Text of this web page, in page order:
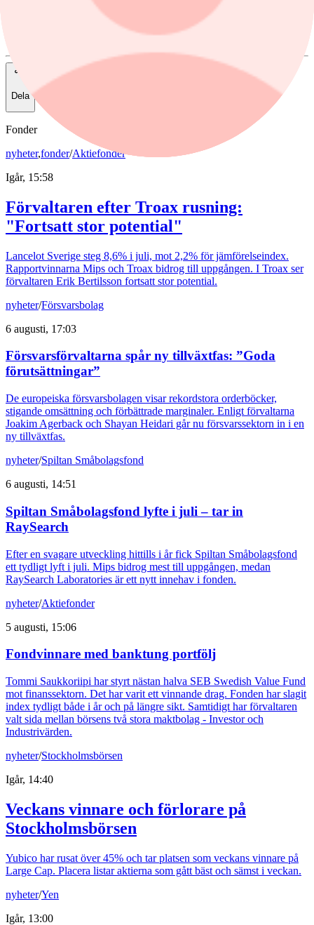
Dela
Fonder
nyheter,fonder/Aktiefonder
Igår, 15:58
Förvaltaren efter Troax rusning:
"Fortsatt stor potential"
Lancelot Sverige steg 8,6% i juli, mot 2,2% för jämförelseindex.
Rapportvinnarna Mips och Troax bidrog till uppgången. I Troax ser
förvaltaren Erik Bertilsson fortsatt stor potential.
nyheter/Försvarsbolag
6 augusti, 17:03
Försvarsförvaltarna spår ny tillväxtfas: ”Goda
förutsättningar”
De europeiska försvarsbolagen visar rekordstora orderböcker,
stigande omsättning och förbättrade marginaler. Enligt förvaltarna
Joakim Agerback och Shayan Heidari går nu försvarssektorn in i en
ny tillväxtfas.
nyheter/Spiltan Småbolagsfond
6 augusti, 14:51
Spiltan Småbolagsfond lyfte i juli – tar in
RaySearch
Efter en svagare utveckling hittills i år fick Spiltan Småbolagsfond
ett tydligt lyft i juli. Mips bidrog mest till uppgången, medan
RaySearch Laboratories är ett nytt innehav i fonden.
nyheter/Aktiefonder
5 augusti, 15:06
Fondvinnare med banktung portfölj
Tommi Saukkoriipi har styrt nästan halva SEB Swedish Value Fund
mot finanssektorn. Det har varit ett vinnande drag. Fonden har slagit
index tydligt både i år och på längre sikt. Samtidigt har förvaltaren
valt sida mellan börsens två stora maktbolag - Investor och
Industrivärden.
nyheter/Stockholmsbörsen
Igår, 14:40
Veckans vinnare och förlorare på
Stockholmsbörsen
Yubico har rusat över 45% och tar platsen som veckans vinnare på
Large Cap. Placera listar aktierna som gått bäst och sämst i veckan.
nyheter/Yen
Igår, 13:00